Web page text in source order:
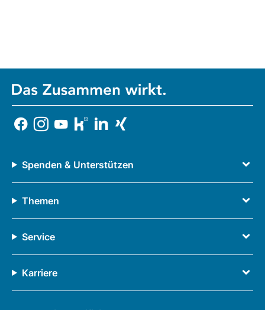
Spenden & Unterstützen
Themen
Service
Karriere